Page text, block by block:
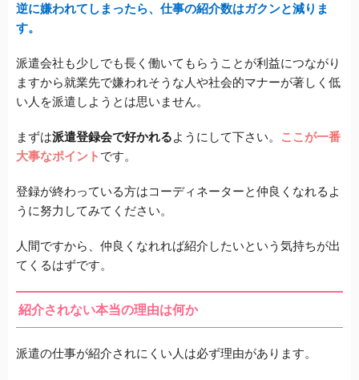
逆に嫌われてしまったら、 仕事の紹介数はガクンと減りま
す。
派遣会社も少しでも長く働いてもらうことが利益につながり
ますから就業先で嫌われそうな人や社会的マナーが著しく低
い人を派遣しようとは思いません。
まずは派遣登録会で好かれるようにして下さい。
ここが一番
大事なポイント です。
登録が終わっている方はコーディネーターと仲良くなれるよ
うに努力してみてください。
人間ですから、 仲良くなれれば紹介したいという気持ちが出
てくるはずです。
紹介されない本当の理由は何か
派遣の仕事が紹介されにくい人は必ず理由があります。